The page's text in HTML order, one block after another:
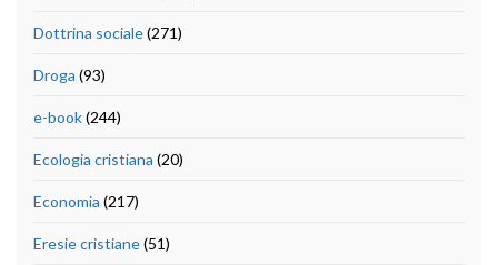
Dottrina sociale(271)
Droga (93)
e-book(244)
Ecologia cristiana (20)
Economia (217)
Eresie cristiane(51)